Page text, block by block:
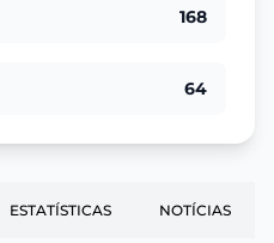
168
64
ESTATÍSTICAS NOTÍCIAS